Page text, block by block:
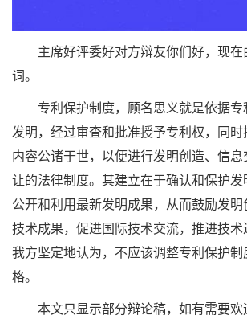
主席好评委好对方辩友你们好，现在
词。
专利保护制度，顾名思义就是依据专
发明，经过审査和批准授予专利权，同
内容公诸于世，以便进行发明创造、信
让的法律制度。其建立在于确认和保护发
公开和利用最新发明成果，从而鼓励发
技术成果，促进国际技术交流，推进技术
我方坚定地认为，不应该调整专利保护
格。
本文只显示部分辩论稿，如有需要欢